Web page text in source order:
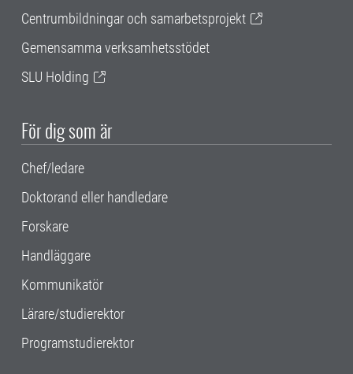
Centrumbildningar och samarbetsprojekt
Gemensamma verksamhetsstödet
SLU Holding
För dig som är
Chef/ledare
Doktorand eller handledare
Forskare
Handläggare
Kommunikatör
Lärare/studierektor
Programstudierektor